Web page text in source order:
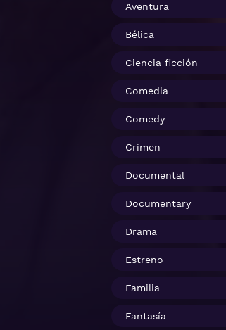
Aventura
Bélica
Ciencia ficción
Comedia
Comedy
Crimen
Documental
Documentary
Drama
Estreno
Familia
Fantasía